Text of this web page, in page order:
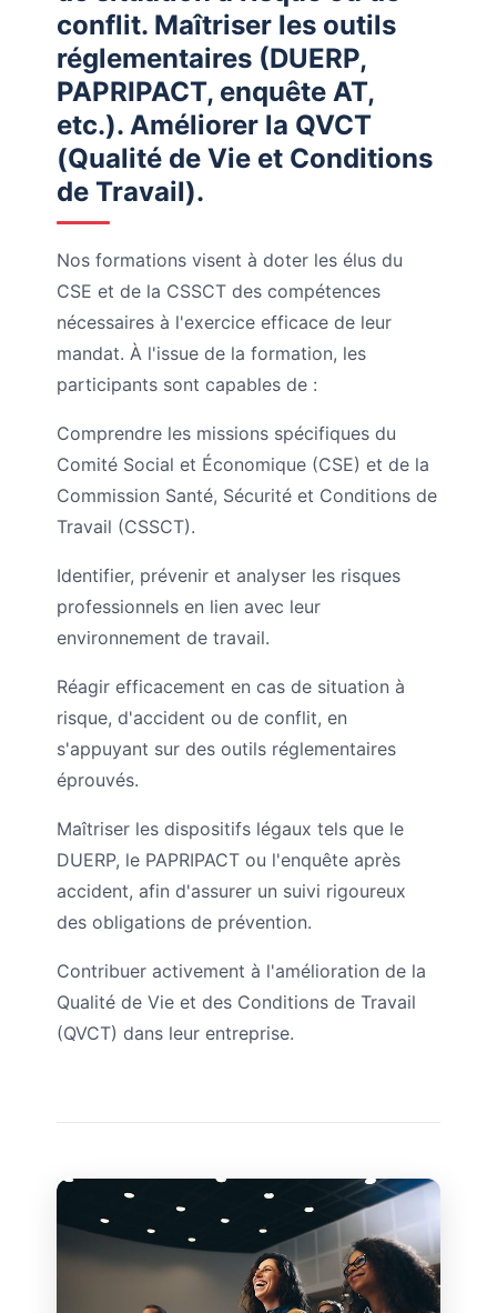
conflit. Maîtriser les outils
réglementaires (DUERP,
PAPRIPACT, enquête AT,
etc.). Améliorer la QVCT
(Qualité de Vie et Conditions
de Travail).
Nos formations visent à doter les élus du
CSE et de la CSSCT des compétences
nécessaires à l'exercice efficace de leur
mandat. À l'issue de la formation, les
participants sont capables de :
Comprendre les missions spécifiques du
Comité Social et Économique (CSE) et de la
Commission Santé, Sécurité et Conditions de
Travail (CSSCT).
Identifier, prévenir et analyser les risques
professionnels en lien avec leur
environnement de travail.
Réagir efficacement en cas de situation à
risque, d'accident ou de conflit, en
s'appuyant sur des outils réglementaires
éprouvés.
Maîtriser les dispositifs légaux tels que le
DUERP, le PAPRIPACT ou l'enquête après
accident, afin d'assurer un suivi rigoureux
des obligations de prévention.
Contribuer activement à l'amélioration de la
Qualité de Vie et des Conditions de Travail
(QVCT) dans leur entreprise.